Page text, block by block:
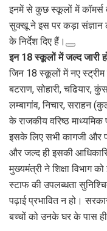
इनमें से कुछ स्कूलों में कॉमर्स
सुक्खू ने इस पर कड़ा संज्ञान
के निर्देश दिए हैं।
इन 18 स्कूलों में जल्द जारी
जिन 18 स्कूलों में नए
बटराण, सोहारी, चढियार,
लम्बागांव, निचार, सराहन
के राजकीय वरिष्ठ माध्यमिक
इसके लिए सभी कागजी और
और जल्द ही इसकी
मुख्यमंत्री ने शिक्षा विभाग
स्टाफ की उपलब्धता
पढ़ाई प्रभावित न हो।
बच्चों को उनके घर के पास